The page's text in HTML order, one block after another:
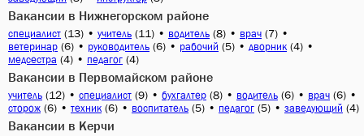
Вакансии в Нижнегорском районе
специалист (13) • учитель (11) • водитель (8) • врач (7) •
ветеринар (6) • руководитель (6) • рабочий (5) • дворник (4) •
медсестра (4) • педагог (4)
Вакансии в Первомайском районе
учитель (12) • специалист (9) • бухгалтер (8) • водитель (6) • врач (6) •
сторож (6) • техник (6) • воспитатель (5) • педагог (5) • заведующий (4)
Вакансии в Керчи